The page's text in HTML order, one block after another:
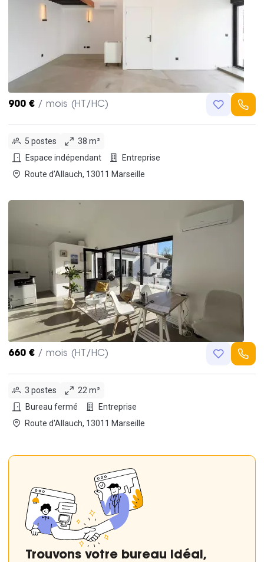
900 € / mois (HT/HC)
5 postes
38 m²
Espace indépendant
Entreprise
Route d’Allauch, 13011 Marseille
660 € / mois (HT/HC)
3 postes
22 m²
Bureau fermé
Entreprise
Route d'Allauch, 13011 Marseille
Trouvons votre bureau idéal,